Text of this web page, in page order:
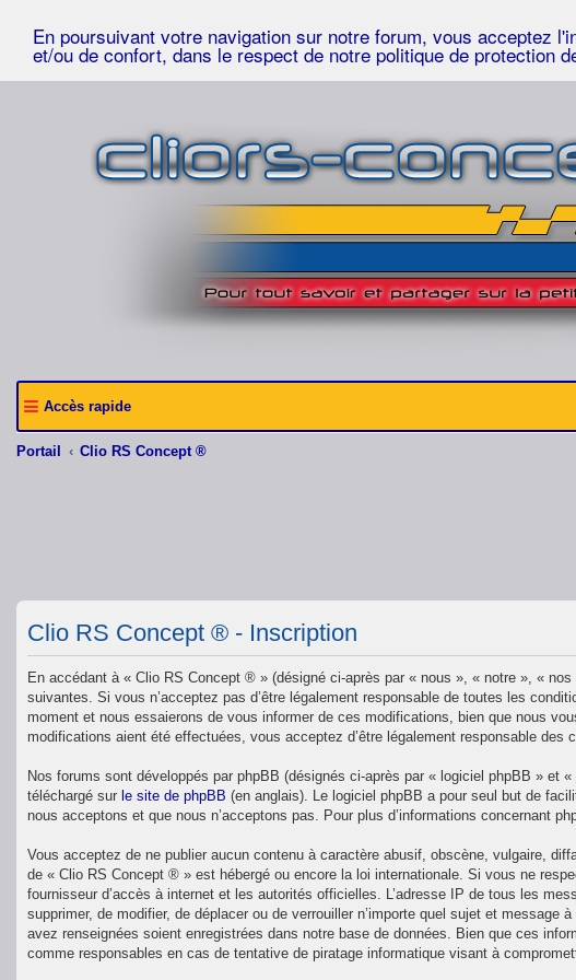
En poursuivant votre navigation sur notre forum, vous acceptez
et/ou de confort, dans le respect de notre politique de protection
Accès rapide
Portail Clio RS Concept ®
Clio RS Concept ® - Inscription
En accédant à « Clio RS Concept ® » (désigné ci-après par « nous », « notre », «
suivantes. Si vous n’acceptez pas d’être légalement responsable de toutes les
moment et nous essaierons de vous informer de ces modifications, bien que nous
modifications aient été effectuées, vous acceptez d’être légalement responsable des
Nos forums sont développés par phpBB (désignés ci-après par « logiciel phpBB »
téléchargé sur le site de phpBB (en anglais). Le logiciel phpBB a pour seul but de
nous acceptons et que nous n’acceptons pas. Pour plus d’informations concernant
Vous acceptez de ne publier aucun contenu à caractère abusif, obscène, vulgaire,
de « Clio RS Concept ® » est hébergé ou encore la loi internationale. Si vous ne
fournisseur d’accès à internet et les autorités officielles. L’adresse IP de tous les
supprimer, de modifier, de déplacer ou de verrouiller n’importe quel sujet et
avez renseignées soient enregistrées dans notre base de données. Bien que ces
comme responsables en cas de tentative de piratage informatique visant à